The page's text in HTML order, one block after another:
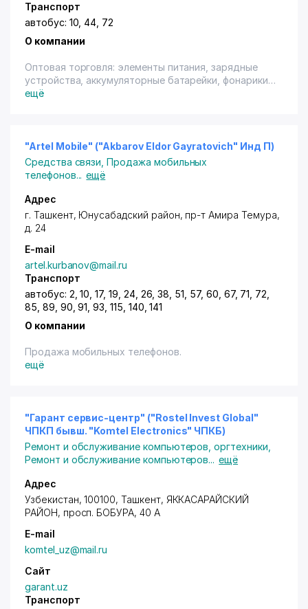
Транспорт
автобус: 10, 44, 72
О компании
Оптовая торговля: элементы питания, зарядные
устройства, аккумуляторные батарейки, фонарики,
карты памяти, энергосберегающие лампы.
ещё
"Artel Mobile" ("Akbarov Eldor Gayratovich" Инд П)
Средства связи ,Продажа мобильных
телефонов... ещё
Адрес
г. Ташкент, Юнусабадский район, пр-т Амира Темура,
д. 24
E-mail
artel.kurbanov@mail.ru
Транспорт
автобус: 2, 10, 17, 19, 24, 26, 38, 51, 57, 60, 67, 71, 72,
85, 89, 90, 91, 93, 115, 140, 141
О компании
Продажа мобильных телефонов.
ещё
"Гарант сервис-центр" ("Rostel Invest Global"
ЧПКП бывш. "Komtel Electronics" ЧПКБ)
Ремонт и обслуживание компьютеров, оргтехники
Ремонт и обслуживание компьютеров... ещё
Адрес
Узбекистан, 100100, Ташкент, ЯККАСАРАЙСКИЙ
РАЙОН, просп. БОБУРА, 40 А
E-mail
komtel_uz@mail.ru
Сайт
garant.uz
Транспорт